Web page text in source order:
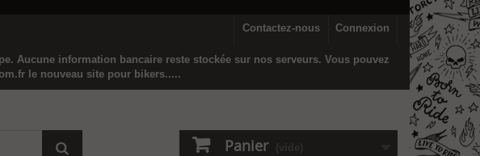
Connexion
Contactez-nous
Aucune information bancaire reste stockée sur nos serveurs. Vous pouvez
le nouveau site pour bikers.....
Panier (vide)